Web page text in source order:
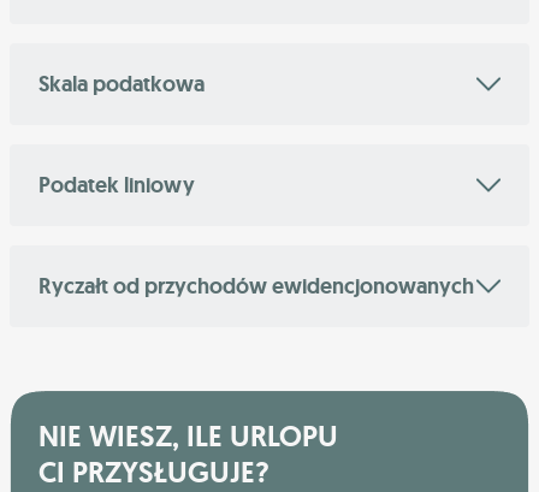
Skala podatkowa
Podatek liniowy
Ryczałt od przychodów ewidencjonowanych
NIE WIESZ, ILE URLOPU
CI PRZYSŁUGUJE?